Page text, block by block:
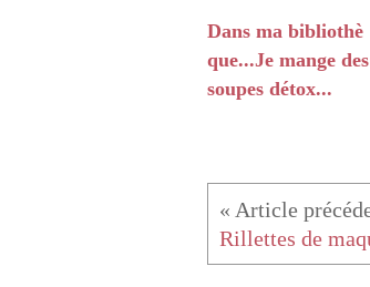
Dans ma bibliothè
que...Je mange des
soupes détox...